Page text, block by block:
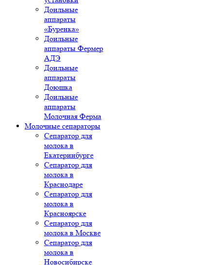
Доильные
аппараты
«Буренка»
Доильные
аппараты Фермер
АДЭ
Доильные
аппараты
Доюшка
Доильные
аппараты
Молочная Ферма
Молочные сепараторы
Сепаратор для
молока в
Екатеринбурге
Сепаратор для
молока в
Краснодаре
Сепаратор для
молока в
Красноярске
Сепаратор для
молока в Москве
Сепаратор для
молока в
Новосибирске